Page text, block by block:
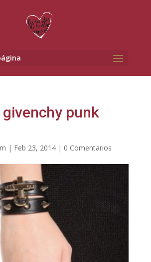
punk
| Feb 23, 2014| 0 Comentarios